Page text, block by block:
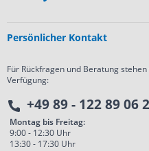
Persönlicher Kontakt
Für Rückfragen und Beratung
Verfügung:
+49 89 - 122 89 06
Montag bis Freitag:
9:00 - 12:30 Uhr
13:30 - 17:30 Uhr